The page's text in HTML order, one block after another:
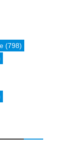
(798)